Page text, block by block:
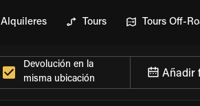
Alquileres Tours Tours Off-
Devolución en la
misma ubicación
Añadir